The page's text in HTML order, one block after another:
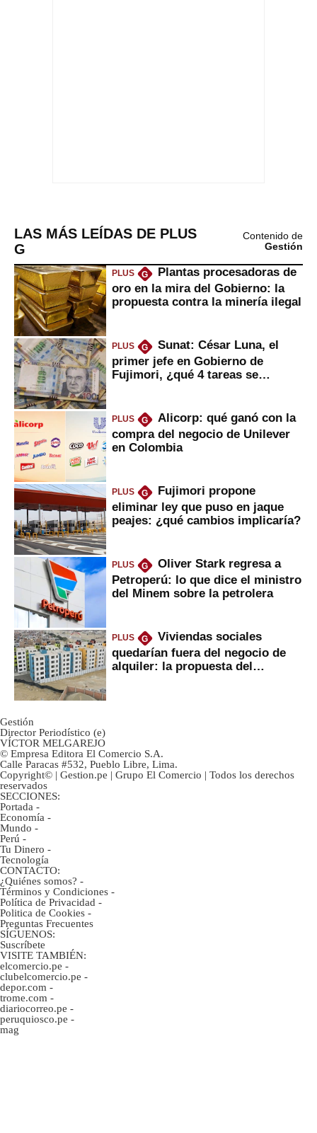
LAS MÁS LEÍDAS DE PLUS
G
Contenido de
Gestión
PLUS G
Plantas procesadoras de
oro en la mira del Gobierno: la
propuesta contra la minería ilegal
PLUS G
Sunat: César Luna, el
primer jefe en Gobierno de
Fujimori, ¿qué 4 tareas se
PLUS G
Alicorp: qué ganó con la
compra del negocio de Unilever
en Colombia
PLUS G
Fujimori propone
eliminar ley que puso en jaque
peajes: ¿qué cambios implicaría?
PLUS G
Oliver Stark regresa a
Petroperú: lo que dice el ministro
del Minem sobre la petrolera
PLUS G
Viviendas sociales
quedarían fuera del negocio de
alquiler: la propuesta del
Gestión
Director Periodístico (e)
VÍCTOR MELGAREJO
© Empresa Editora El Comercio S.A.
Calle Paracas #532, Pueblo Libre, Lima.
Copyright© | Gestion.pe | Grupo El Comercio | Todos los derechos
reservados
SECCIONES:
Portada -
Economía -
Mundo -
Perú -
Tu Dinero -
Tecnología
CONTACTO:
¿Quiénes somos? -
Términos y Condiciones -
Política de Privacidad -
Politica de Cookies -
Preguntas Frecuentes
SÍGUENOS:
Suscríbete
VISITE TAMBIÉN:
elcomercio.pe -
clubelcomercio.pe -
depor.com -
trome.com -
diariocorreo.pe -
peruquiosco.pe -
mag